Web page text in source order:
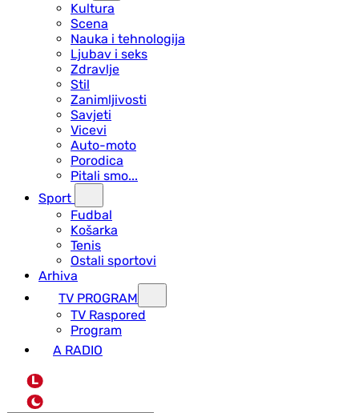
Kultura
Scena
Nauka i tehnologija
Ljubav i seks
Zdravlje
Stil
Zanimljivosti
Savjeti
Vicevi
Auto-moto
Porodica
Pitali smo...
Sport
Fudbal
Košarka
Tenis
Ostali sportovi
Arhiva
TV PROGRAM
ТV Raspored
Program
A RADIO
L